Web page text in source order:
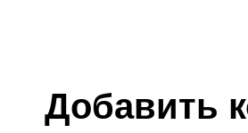
Добавить